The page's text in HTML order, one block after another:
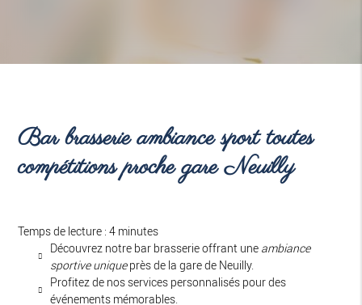
Bar brasserie ambiance sport toutes
compétitions proche gare Neuilly
Temps de lecture : 4 minutes
Découvrez notre bar brasserie offrant une ambiance
sportive uniqueprès de la gare de Neuilly.
Profitez de nos services personnalisés pour des
événements mémorables.